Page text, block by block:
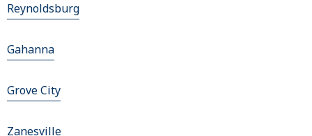
Reynoldsburg
Gahanna
Grove City
Zanesville